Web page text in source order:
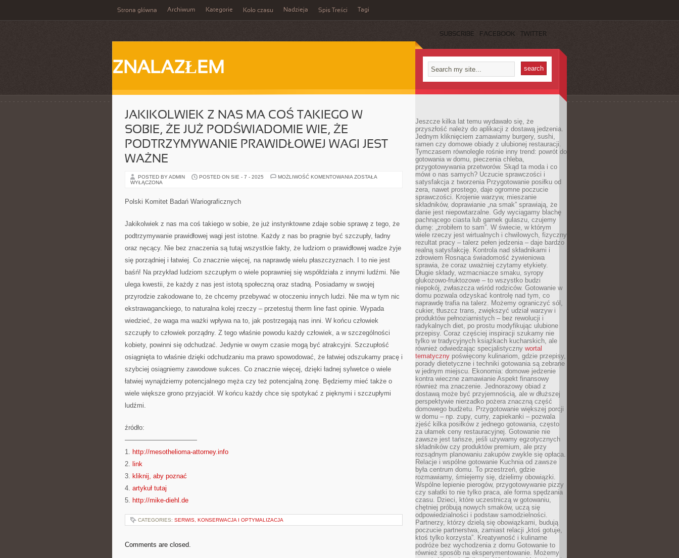
Strona główna Archiwum Kategorie Koło czasu Nadzieja Spis Treści Tagi
SUBSCRIBE FACEBOOK TWITTER
ZNALAZŁEM
JAKIKOLWIEK Z NAS MA COŚ TAKIEGO W
SOBIE, ŻE JUŻ PODŚWIADOMIE WIE, ŻE
PODTRZYMYWANIE PRAWIDŁOWEJ WAGI JEST
WAŻNE
POSTED BY ADMIN POSTED ON SIE - 7 - 2025 MOŻLIWOŚĆ KOMENTOWANIA JAKIKOLWIEK
JUŻ
WIE,
PODTRZYMYWANIE
WAGI
WAŻNE
ZOSTAŁA
WYŁĄCZONA
Polski Komitet Badań Wariograficznych
Jakikolwiek z nas ma coś takiego w sobie, że już instynktowne zdaje sobie sprawę z tego, że
podtrzymywanie prawidłowej wagi jest istotne. Każdy z nas bo pragnie być szczupły, ładny
oraz nęcący. Nie bez znaczenia są tutaj wszystkie fakty, że ludziom o prawidłowej wadze żyje
się porządniej i łatwiej. Co znacznie więcej, na naprawdę wielu płaszczyznach. I to nie jest
baśń! Na przykład ludziom szczupłym o wiele poprawniej się współdziała z innymi ludźmi. Nie
ulega kwestii, że każdy z nas jest istotą społeczną oraz stadną. Posiadamy w swojej
przyrodzie zakodowane to, że chcemy przebywać w otoczeniu innych ludzi. Nie ma w tym nic
ekstrawaganckiego, to naturalna kolej rzeczy – przetestuj therm line fast opinie. Wypada
wiedzieć, że waga ma ważki wpływa na to, jak postrzegają nas inni. W końcu człowiek
szczupły to człowiek porządny. Z tego właśnie powodu każdy człowiek, a w szczególności
kobiety, powinni się odchudzać. Jedynie w owym czasie mogą być atrakcyjni. Szczupłość
osiągnięta to właśnie dzięki odchudzaniu ma prawo spowodować, że łatwiej odszukamy pracę i
szybciej osiągniemy zawodowe sukces. Co znacznie więcej, dzięki ładnej sylwetce o wiele
łatwiej wynajdziemy potencjalnego męża czy też potencjalną żonę. Będziemy mieć także o
wiele większe grono przyjaciół. W końcu każdy chce się spotykać z pięknymi i szczupłymi
ludźmi.
źródło:
———————————
1. http://mesothelioma-attorney.info
2. link
3. kliknij, aby poznać
4. artykuł tutaj
5. http://mike-diehl.de
CATEGORIES: SERWIS, KONSERWACJA I OPTYMALIZACJA
Comments are closed.
Jeszcze kilka lat temu wydawało się, że
przyszłość należy do aplikacji z dostawą jedzenia.
Jednym kliknięciem zamawiamy burgery, sushi,
ramen czy domowe obiady z ulubionej restauracji.
Tymczasem równolegle rośnie inny trend: powrót do
gotowania w domu, pieczenia chleba,
przygotowywania przetworów. Skąd ta moda i co
mówi o nas samych? Uczucie sprawczości i
satysfakcja z tworzenia Przygotowanie posiłku od
zera, nawet prostego, daje ogromne poczucie
sprawczości. Krojenie warzyw, mieszanie
składników, doprawianie „na smak” sprawiają, że
danie jest niepowtarzalne. Gdy wyciągamy blachę
pachnącego ciasta lub garnek gulaszu, czujemy
dumę: „zrobiłem to sam”. W świecie, w którym
wiele rzeczy jest wirtualnych i chwilowych, fizyczny
rezultat pracy – talerz pełen jedzenia – daje bardzo
realną satysfakcję. Kontrola nad składnikami i
zdrowiem Rosnąca świadomość żywieniowa
sprawia, że coraz uważniej czytamy etykiety.
Długie składy, wzmacniacze smaku, syropy
glukozowo-fruktozowe – to wszystko budzi
niepokój, zwłaszcza wśród rodziców. Gotowanie w
domu pozwala odzyskać kontrolę nad tym, co
naprawdę trafia na talerz. Możemy ograniczyć sól,
cukier, tłuszcz trans, zwiększyć udział warzyw i
produktów pełnoziarnistych – bez rewolucji i
radykalnych diet, po prostu modyfikując ulubione
przepisy. Coraz częściej inspiracji szukamy nie
tylko w tradycyjnych książkach kucharskich, ale
również odwiedzając specjalistyczny wortal
tematyczny poświęcony kulinariom, gdzie przepisy,
porady dietetyczne i techniki gotowania są zebrane
w jednym miejscu. Ekonomia: domowe jedzenie
kontra wieczne zamawianie Aspekt finansowy
również ma znaczenie. Jednorazowy obiad z
dostawą może być przyjemnością, ale w dłuższej
perspektywie nierzadko pożera znaczną część
domowego budżetu. Przygotowanie większej porcji
w domu – np. zupy, curry, zapiekanki – pozwala
zjeść kilka posiłków z jednego gotowania, często
za ułamek ceny restauracyjnej. Gotowanie nie
zawsze jest tańsze, jeśli używamy egzotycznych
składników czy produktów premium, ale przy
rozsądnym planowaniu zakupów zwykle się opłaca.
Relacje i wspólne gotowanie Kuchnia od zawsze
była centrum domu. To przestrzeń, gdzie
rozmawiamy, śmiejemy się, dzielimy obowiązki.
Wspólne lepienie pierogów, przygotowywanie pizzy
czy sałatki to nie tylko praca, ale forma spędzania
czasu. Dzieci, które uczestniczą w gotowaniu,
chętniej próbują nowych smaków, uczą się
odpowiedzialności i podstaw samodzielności.
Partnerzy, którzy dzielą się obowiązkami, budują
poczucie partnerstwa, zamiast relacji „ktoś gotuje,
ktoś tylko korzysta”. Kreatywność i kulinarne
podróże bez wychodzenia z domu Gotowanie to
również sposób na eksperymentowanie. Możemy